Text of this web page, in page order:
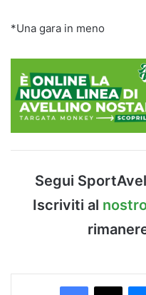
*Una gara in meno
Segui
Iscriviti al
Facebook
X